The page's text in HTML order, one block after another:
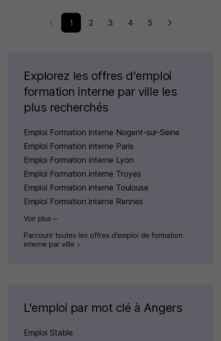
1 2 3 4 5
Explorez les offres d'emploi
formation interne par ville les
plus recherchés
Emploi Formation interne Nogent-sur-Seine
Emploi Formation interne Paris
Emploi Formation interne Lyon
Emploi Formation interne Troyes
Emploi Formation interne Toulouse
Emploi Formation interne Rennes
Voir plus
Parcourir toutes les offres d’emploi de formation
interne par ville
L'emploi par mot clé à Angers
Emploi Stable